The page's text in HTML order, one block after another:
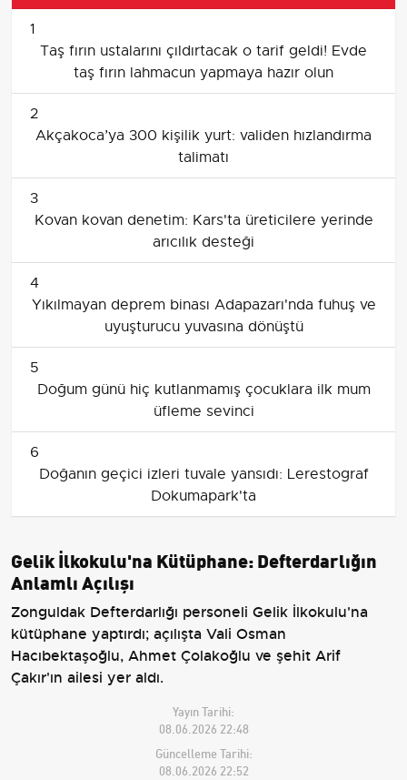
1
Taş fırın ustalarını çıldırtacak o tarif geldi! Evde
taş fırın lahmacun yapmaya hazır olun
2
Akçakoca’ya 300 kişilik yurt: validen hızlandırma
talimatı
3
Kovan kovan denetim: Kars'ta üreticilere yerinde
arıcılık desteği
4
Yıkılmayan deprem binası Adapazarı'nda fuhuş ve
uyuşturucu yuvasına dönüştü
5
Doğum günü hiç kutlanmamış çocuklara ilk mum
üfleme sevinci
6
Doğanın geçici izleri tuvale yansıdı: Lerestograf
Dokumapark'ta
Gelik İlkokulu'na Kütüphane: Defterdarlığın
Anlamlı Açılışı
Zonguldak Defterdarlığı personeli Gelik İlkokulu'na
kütüphane yaptırdı; açılışta Vali Osman
Hacıbektaşoğlu, Ahmet Çolakoğlu ve şehit Arif
Çakır'ın ailesi yer aldı.
Yayın Tarihi:
08.06.2026 22:48
Güncelleme Tarihi:
08.06.2026 22:52